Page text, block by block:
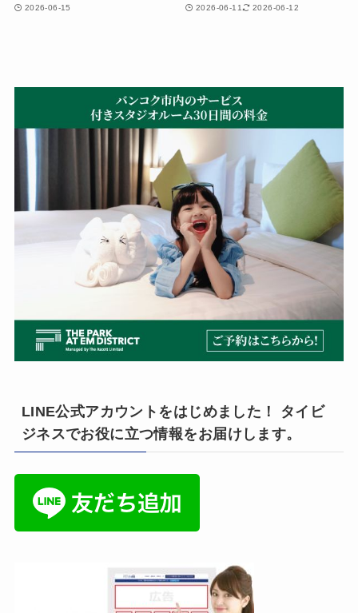
2026-06-15 2026-06-11 2026-06-12
LINE公式アカウントをはじめました！ タイビ
ジネスでお役に立つ情報をお届けします。